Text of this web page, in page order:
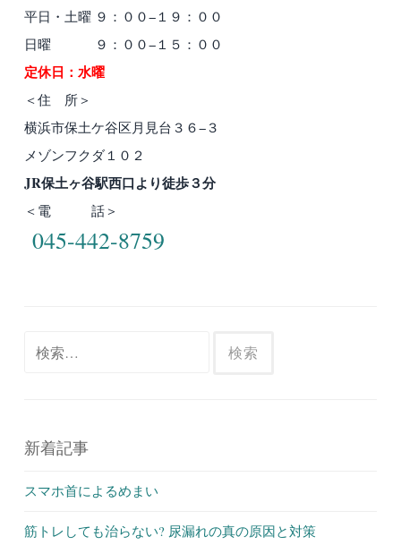
平日・土曜 ９：００−１９：００
日曜 ９：００−１５：００
定休日：水曜
＜住 所＞
横浜市保土ケ谷区月見台３６−３
メゾンフクダ１０２
JR保土ヶ谷駅西口より徒歩３分
＜電 話＞
045-442-8759
新着記事
スマホ首によるめまい
筋トレしても治らない? 尿漏れの真の原因と対策